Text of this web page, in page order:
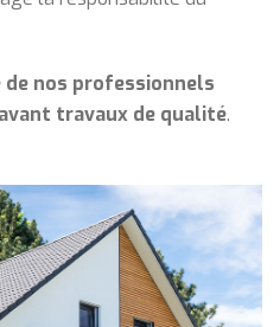
de nos professionnels
travaux de qualité.